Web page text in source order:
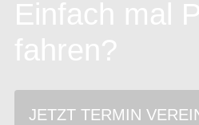
JETZT TERMIN